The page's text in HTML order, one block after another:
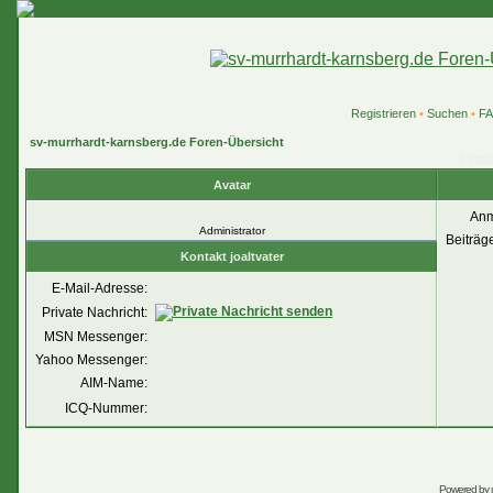
Registrieren• Suchen•
sv-murrhardt-karnsberg.de Foren-Übersicht
Avatar
Administrator
Kontakt joaltvater
E-Mail-Adresse:
Private Nachricht:
MSN Messenger:
Yahoo Messenger:
AIM-Name:
ICQ-Nummer:
Powered by